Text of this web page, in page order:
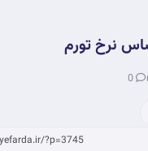
نرخ تورم